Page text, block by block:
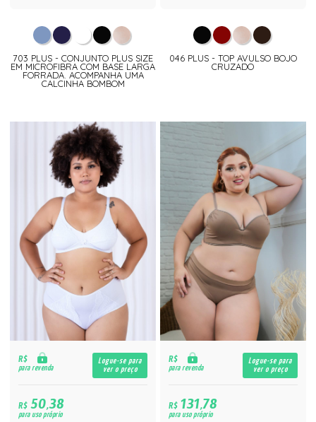
703 PLUS - CONJUNTO PLUS SIZE
EM MICROFIBRA COM BASE LARGA
FORRADA. ACOMPANHA UMA
CALCINHA BOMBOM
046 PLUS - TOP AVULSO BOJO
CRUZADO
R$
para revenda
Logue-se para
ver o preço
R$50,38
para uso próprio
R$
para revenda
Logue-se para
ver o preço
R$131,78
para uso próprio